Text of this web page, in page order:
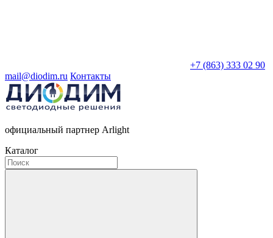
+7 (863) 333 02 90
mail@diodim.ru Контакты
официальный партнер Arlight
Каталог